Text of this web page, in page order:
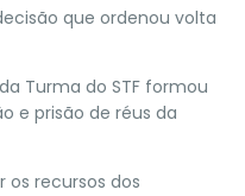
que ordenou volta
Turma do STF formou
e prisão de réus da
os recursos dos